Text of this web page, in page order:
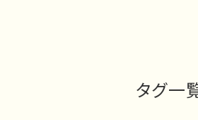
タグ一